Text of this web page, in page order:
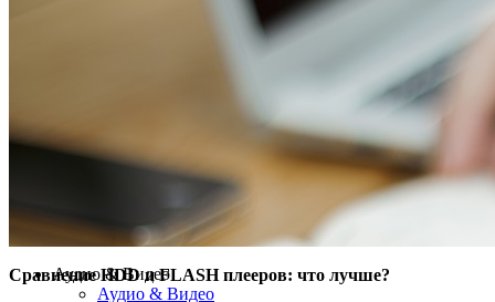
Сравнение HDD и FLASH плееров: что лучше?
Аудио & Видео
Аудио & Видео